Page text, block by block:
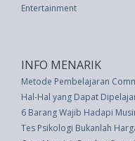
Entertainment
INFO MENARIK
Metode Pembelajaran
Hal-Hal yang Dapat
6 Barang Wajib Hadapi
Tes Psikologi Bukanlah